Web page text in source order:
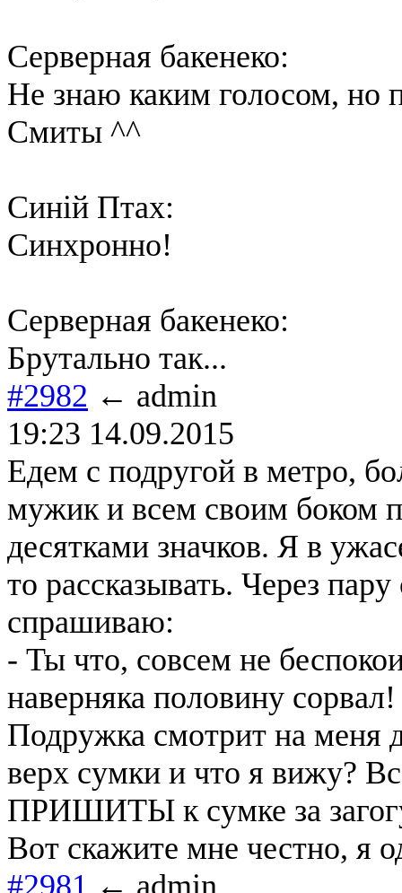
Серверная бакенеко:
Не знаю каким голосом, но
Смиты ^^
Синій Птах:
Синхронно!
Серверная бакенеко:
Брутально так...
#2982 ← admin
19:23 14.09.2015
Едем с подругой в метро,
мужик и всем своим боком
десятками значков. Я в
то рассказывать. Через
спрашиваю:
- Ты что, совсем не
наверняка половину сорвал!
Подружка смотрит на меня
верх сумки и что я вижу?
ПРИШИТЫ к сумке за
Вот скажите мне честно, я
#2981 ← admin